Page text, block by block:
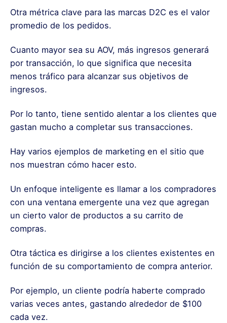
Otra métrica clave para las marcas D2C es el valor
promedio de los pedidos.
Cuanto mayor sea su AOV, más ingresos generará
por transacción, lo que significa que necesita
menos tráfico para alcanzar sus objetivos de
ingresos.
Por lo tanto, tiene sentido alentar a los clientes que
gastan mucho a completar sus transacciones.
Hay varios ejemplos de marketing en el sitio que
nos muestran cómo hacer esto.
Un enfoque inteligente es llamar a los compradores
con una ventana emergente una vez que agregan
un cierto valor de productos a su carrito de
compras.
Otra táctica es dirigirse a los clientes existentes en
función de su comportamiento de compra anterior.
Por ejemplo, un cliente podría haberte comprado
varias veces antes, gastando alrededor de $100
cada vez.